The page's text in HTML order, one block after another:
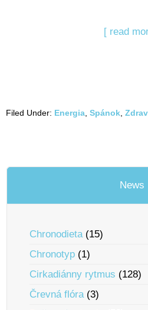
[ read
Filed Under: Energia Spánok
News
Chronodieta(15)
Chronotyp (1)
Cirkadiánny rytmus (128)
Črevná flóra(3)